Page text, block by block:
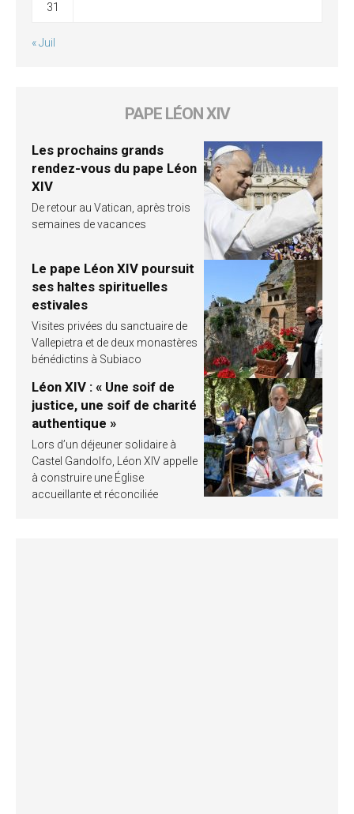
31
« Juil
PAPE LÉON XIV
Les prochains grands
rendez-vous du pape Léon
XIV
De retour au Vatican, après trois
semaines de vacances
Le pape Léon XIV poursuit
ses haltes spirituelles
estivales
Visites privées du sanctuaire de
Vallepietra et de deux monastères
bénédictins à Subiaco
Léon XIV : « Une soif de
justice, une soif de charité
authentique »
Lors d’un déjeuner solidaire à
Castel Gandolfo, Léon XIV appelle
à construire une Église
accueillante et réconciliée